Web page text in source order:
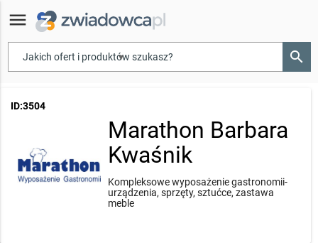
menu
▾ search
ID:3504
Marathon Barbara
Kwaśnik
Kompleksowe wyposażenie gastronomii-
urządzenia, sprzęty, sztućce, zastawa
meble